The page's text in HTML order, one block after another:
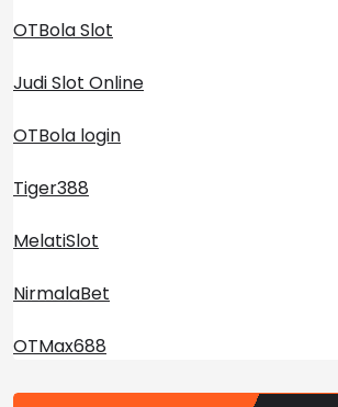
OTBola Slot
Judi Slot Online
OTBola login
Tiger388
MelatiSlot
NirmalaBet
OTMax688